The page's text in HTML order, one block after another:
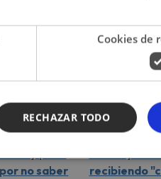
su visa
no saber
Jugaba al
recibiendo
Cookies de
RECHAZAR TODO